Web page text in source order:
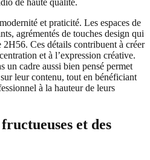
de haute qualité.
et praticité. Les espaces de
agrémentés de touches design qui
Ces détails contribuent à créer
et à l’expression créative.
un cadre aussi bien pensé permet
leur contenu, tout en bénéficiant
à la hauteur de leurs
et des